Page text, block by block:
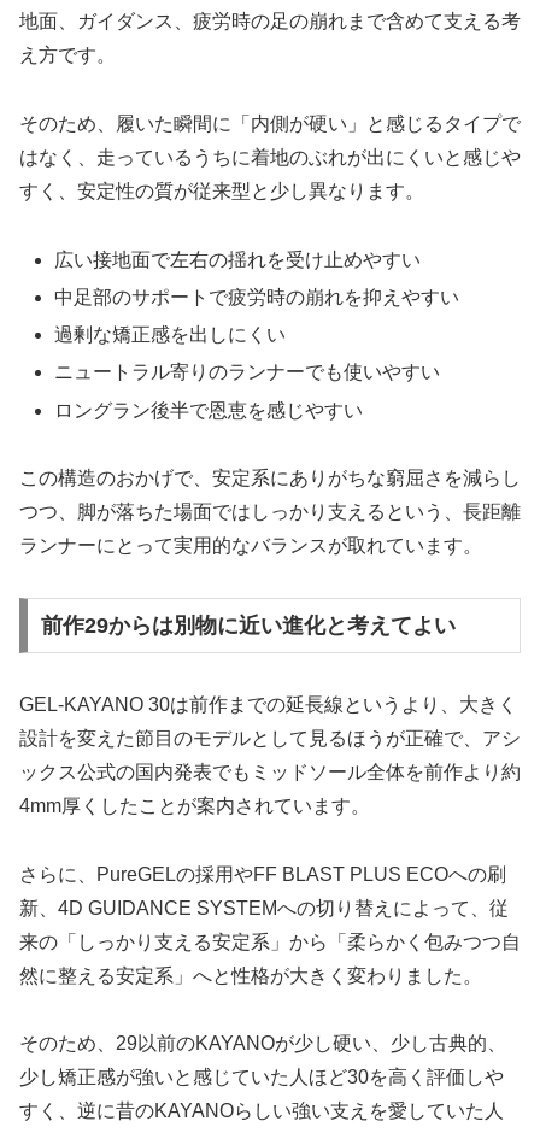
地面、ガイダンス、疲労時の足の崩れまで含めて支える考
え方です。
そのため、履いた瞬間に「内側が硬い」と感じるタイプで
はなく、走っているうちに着地のぶれが出にくいと感じや
すく、安定性の質が従来型と少し異なります。
広い接地面で左右の揺れを受け止めやすい
中足部のサポートで疲労時の崩れを抑えやすい
過剰な矯正感を出しにくい
ニュートラル寄りのランナーでも使いやすい
ロングラン後半で恩恵を感じやすい
この構造のおかげで、安定系にありがちな窮屈さを減らし
つつ、脚が落ちた場面ではしっかり支えるという、長距離
ランナーにとって実用的なバランスが取れています。
前作29からは別物に近い進化と考えてよい
GEL-KAYANO 30は前作までの延長線というより、大きく
設計を変えた節目のモデルとして見るほうが正確で、アシ
ックス公式の国内発表でもミッドソール全体を前作より約
4mm厚くしたことが案内されています。
さらに、PureGELの採用やFF BLAST PLUS ECOへの刷
新、4D GUIDANCE SYSTEMへの切り替えによって、従
来の「しっかり支える安定系」から「柔らかく包みつつ自
然に整える安定系」へと性格が大きく変わりました。
そのため、29以前のKAYANOが少し硬い、少し古典的、
少し矯正感が強いと感じていた人ほど30を高く評価しや
すく、逆に昔のKAYANOらしい強い支えを愛していた人